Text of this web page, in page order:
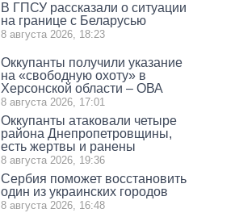
В ГПСУ рассказали о ситуации
на границе с Беларусью
8 августа 2026, 18:23
Оккупанты получили указание
на «свободную охоту» в
Херсонской области – ОВА
8 августа 2026, 17:01
Оккупанты атаковали четыре
района Днепропетровщины,
есть жертвы и ранены
8 августа 2026, 19:36
Сербия поможет восстановить
один из украинских городов
8 августа 2026, 16:48